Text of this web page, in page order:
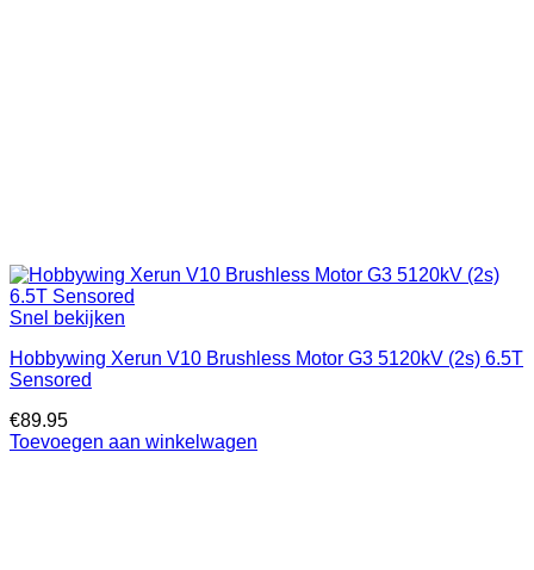
Snel bekijken
Hobbywing Xerun V10 Brushless Motor G3 5120kV (2s) 6.5T
Sensored
€89.95
Toevoegen aan winkelwagen